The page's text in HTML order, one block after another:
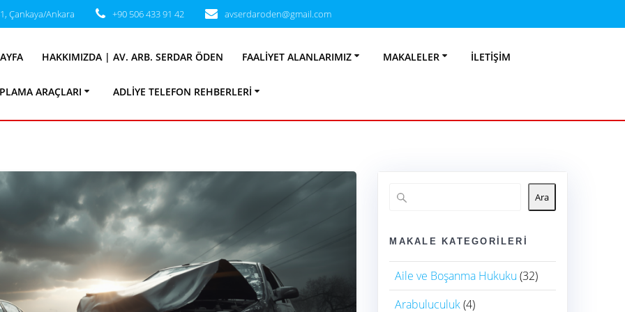
Çankaya/Ankara +90 506 433 91 42 avserdaroden@gmail.com
HAKKIMIZDA | AV. ARB. SERDAR ÖDEN FAALIYET ALANLARIMIZ MAKALELER İLETIŞIM
ARAÇLARI ADLIYE TELEFON REHBERLERI
Tazminat Hukuku
Ara
MAKALE KATEGORILERI
Aile ve Boşanma Hukuku (32)
Arabuluculuk(4)